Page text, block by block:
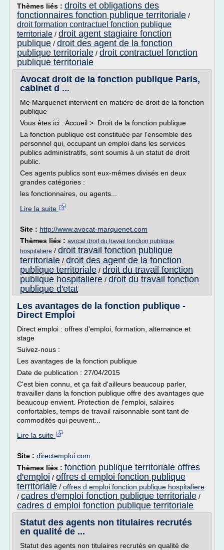
Thèmes liés : droits et obligations des
fonctionnaires fonction publique territoriale /
droit formation contractuel fonction publique
territoriale / droit agent stagiaire fonction
publique / droit des agent de la fonction
publique territoriale / droit contractuel fonction
publique territoriale
Avocat droit de la fonction publique Paris,
cabinet d ...
Me Marquenet intervient en matière de droit de la fonction
publique
Vous êtes ici : Accueil > Droit de la fonction publique
La fonction publique est constituée par l'ensemble des
personnel qui, occupant un emploi dans les services
publics administratifs, sont soumis à un statut de droit
public.
Ces agents publics sont eux-mêmes divisés en deux
grandes catégories :
les fonctionnaires, ou agents...
Lire la suite
Site : http://www.avocat-marquenet.com
Thèmes liés : avocat droit du travail fonction publique
hospitaliere / droit travail fonction publique
territoriale / droit des agent de la fonction
publique territoriale / droit du travail fonction
publique hospitaliere / droit du travail fonction
publique d'etat
Les avantages de la fonction publique -
Direct Emploi
Direct emploi : offres d'emploi, formation, alternance et
stage
Suivez-nous :
Les avantages de la fonction publique
Date de publication : 27/04/2015
C'est bien connu, et ça fait d'ailleurs beaucoup parler,
travailler dans la fonction publique offre des avantages que
beaucoup envient. Protection de l'emploi, salaires
confortables, temps de travail raisonnable sont tant de
commodités qui peuvent...
Lire la suite
Site : directemploi.com
Thèmes liés : fonction publique territoriale offres
d'emploi / offres d emploi fonction publique
territoriale / offres d emploi fonction publique hospitaliere
/ cadres d'emploi fonction publique territoriale /
cadres d emploi fonction publique territoriale
Statut des agents non titulaires recrutés
en qualité de ...
Statut des agents non titulaires recrutés en qualité de